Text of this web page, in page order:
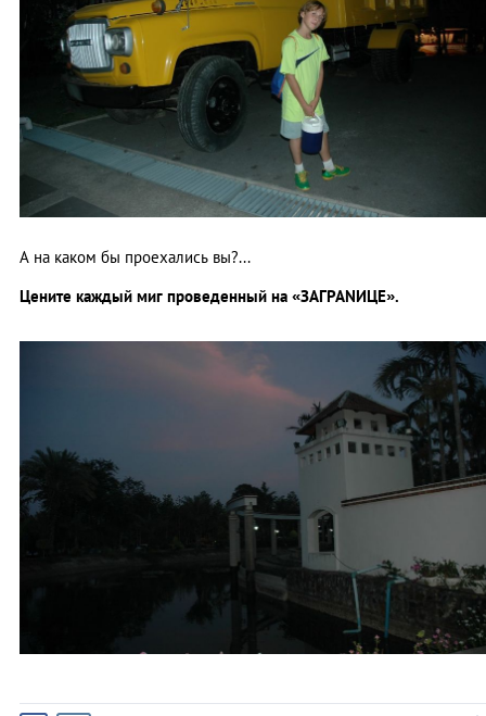
А на каком бы проехались вы?...
Цените каждый миг проведенный на «ЗАГРАNИЦЕ».